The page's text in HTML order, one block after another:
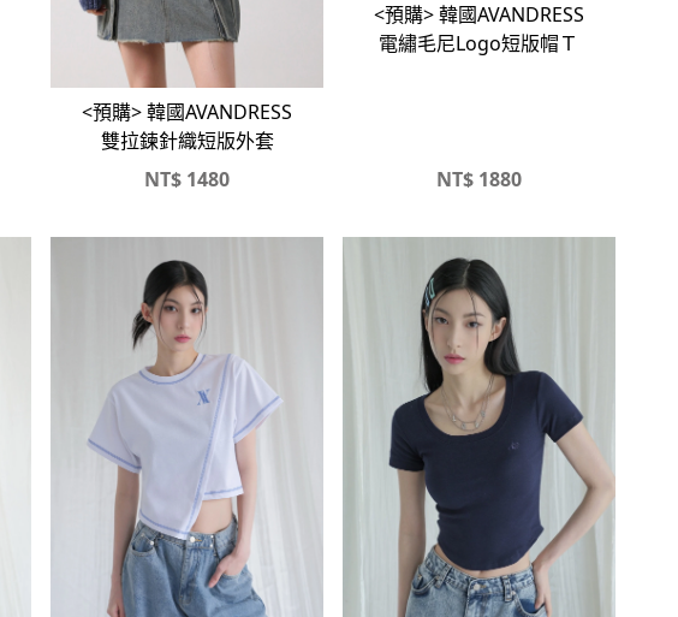
<預購> 韓國AVANDRESS
雙拉鍊針織短版外套
NT$ 1480
<預購> 韓國AVANDRESS
電繡毛尼Logo短版帽Ｔ
NT$1880